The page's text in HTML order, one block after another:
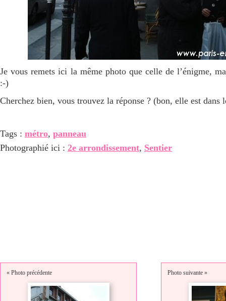
Je vous remets ici la même photo que celle de l’énigme,
:-)
Cherchez bien, vous trouvez la réponse ? (bon, elle est
Tags : métro, panneau
Photographié ici : 2e arrondissement, Sentier
« Photo précédente Photo suivante »